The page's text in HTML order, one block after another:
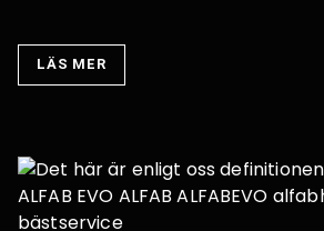
LÄS MER